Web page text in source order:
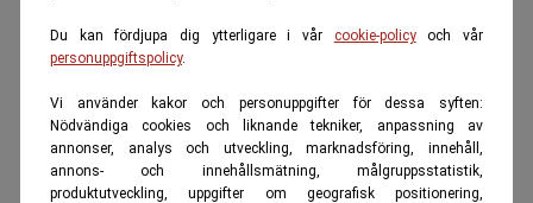
Du kan fördjupa dig ytterligare i vår cookie-policyoch vår
personuppgiftspolicy.
Vi använder kakor och personuppgifter för dessa syften:
Nödvändiga cookies och liknande tekniker, anpassning av
annonser, analys och utveckling, marknadsföring, innehåll,
annons- och innehållsmätning, målgruppsstatistik,
produktutveckling, uppgifter om geografisk positionering,